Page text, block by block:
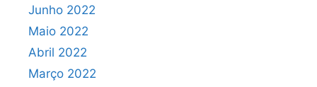
Junho 2022
Maio 2022
Abril 2022
Março 2022